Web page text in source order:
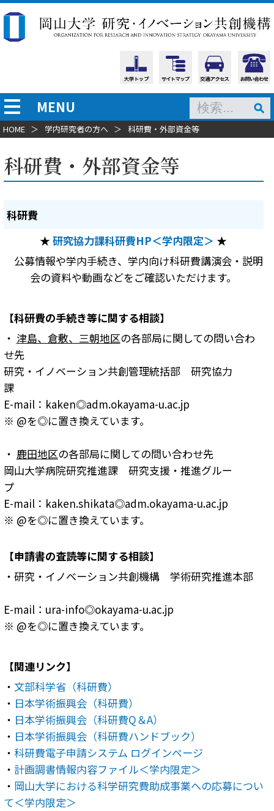
MENU
HOME ＞ 学内研究者の方へ ＞ 科研費・外部資金等
科研費・外部資金等
科研費
★研究協力課科研費HP＜学内限定＞ ★
公募情報や学内手続き、学内向け科研費講演会・説明
会の資料や動画などをご確認いただけます。
【科研費の手続き等に関する相談】
・ 津島、倉敷、三朝地区の各部局に関しての問い合わ
せ先
研究・イノベーション共創管理統括部 研究協力
課
E-mail：kaken◎adm.okayama-u.ac.jp
※ @を◎に置き換えています。
・ 鹿田地区の各部局に関しての問い合わせ先
岡山大学病院研究推進課 研究支援・推進グルー
プ
E-mail：kaken.shikata◎adm.okayama-u.ac.jp
※ @を◎に置き換えています。
【申請書の査読等に関する相談】
・研究・イノベーション共創機構 学術研究推進本部
E-mail：ura-info◎okayama-u.ac.jp
※ @を◎に置き換えています。
【関連リンク】
・ 文部科学省（科研費）
・ 日本学術振興会（科研費）
・ 日本学術振興会（科研費Q＆A）
・ 日本学術振興会（科研費ハンドブック）
・ 科研費電子申請システム ログインページ
・ 計画調書情報内容ファイル＜学内限定＞
・ 岡山大学における科学研究費助成事業への応募につい
て＜学内限定＞